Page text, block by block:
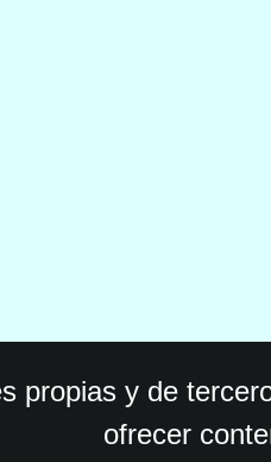
propias y de
ofrecer